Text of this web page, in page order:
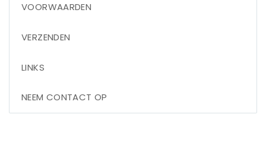
VOORWAARDEN
VERZENDEN
LINKS
NEEM CONTACT OP